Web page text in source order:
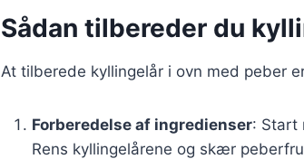
Sådan tilbereder du
At tilberede kyllingelår i ovn med peber
Forberedelse af ingredienser: Start
Rens kyllingelårene og skær